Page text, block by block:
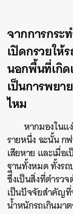
จากการกระ
เปิดกรวยให้
นอกพื้นที่เกิด
เป็นการพยา
ไหม
หากมองในแ
รายหนึ่ง ฉะนั้น ก
เสียหาย และเมื่
ฐานทั้งหมด ทั้งร
ซึ่งเป็นสิ่งที่ตำรว
เป็นปัจจัยสำคัญที่
น้ำหนักรถเกินมา